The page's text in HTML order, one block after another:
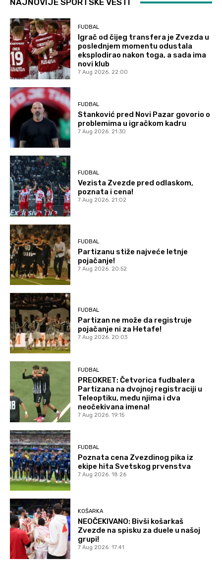
NAJNOVIJE SPORTSKE VESTI
FUDBAL
Igrač od čijeg transfera je Zvezda u
poslednjem momentu odustala
eksplodirao nakon toga, a sada ima
novi klub
7 Aug 2026. 22:00
FUDBAL
Stanković pred Novi Pazar govorio o
problemima u igračkom kadru
7 Aug 2026. 21:30
FUDBAL
Vezista Zvezde pred odlaskom,
poznata i cena!
7 Aug 2026. 21:02
FUDBAL
Partizanu stiže najveće letnje
pojačanje!
7 Aug 2026. 20:52
FUDBAL
Partizan ne može da registruje
pojačanje ni za Hetafe!
7 Aug 2026. 20:03
FUDBAL
PREOKRET: Četvorica fudbalera
Partizana na dvojnoj registraciji u
Teleoptiku, među njima i dva
neočekivana imena!
7 Aug 2026. 19:15
FUDBAL
Poznata cena Zvezdinog pika iz
ekipe hita Svetskog prvenstva
7 Aug 2026. 18:26
KOŠARKA
NEOČEKIVANO: Bivši košarkaš
Zvezde na spisku za duele u našoj
grupi!
7 Aug 2026. 17:41